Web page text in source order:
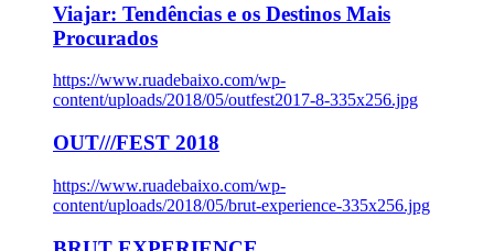
Viajar: Tendências e os Destinos Mais
Procurados
https://www.ruadebaixo.com/wp-
content/uploads/2018/05/outfest2017-8-335x256.jpg
OUT///FEST 2018
https://www.ruadebaixo.com/wp-
content/uploads/2018/05/brut-experience-335x256.jpg